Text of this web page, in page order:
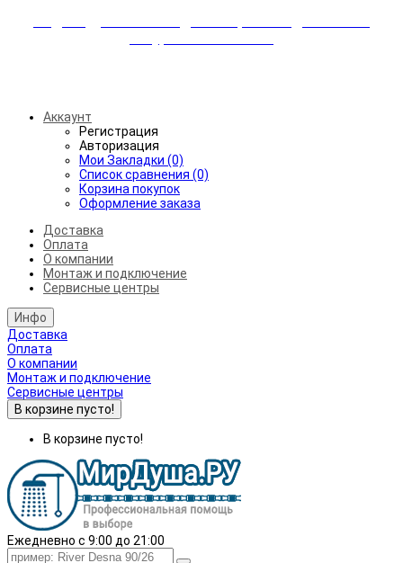
Аккаунт
Регистрация
Авторизация
Мои Закладки (0)
Список сравнения (0)
Корзина покупок
Оформление заказа
Доставка
Оплата
О компании
Монтаж и подключение
Сервисные центры
Инфо
Доставка
Оплата
О компании
Монтаж и подключение
Сервисные центры
В корзине пусто!
В корзине пусто!
Ежедневно с 9:00 до 21:00